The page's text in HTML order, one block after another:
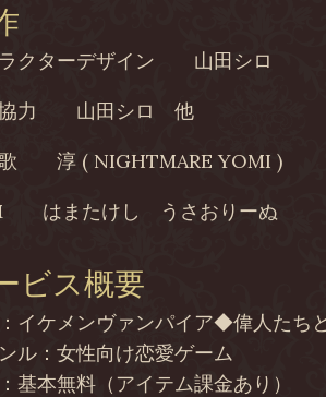
クターデザイン
山田シロ
力
山田シロ 他
淳 ( NIGHTMARE YOMI )
はまたけし うさおりーぬ
ビス概要
イケメンヴァンパイア◆偉人たち
ル：女性向け恋愛ゲーム
基本無料（アイテム課金あり）